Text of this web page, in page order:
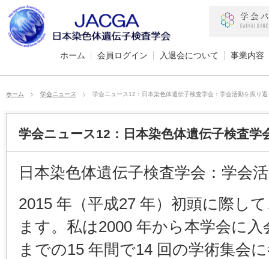
ホーム 会員ログイン 入退会について 事業内容
ホーム 学会ニュース 学会ニュース12：日本染色体遺伝子検査学会：学会活動を振り返
学会ニュース12：日本染色体遺伝子検査学
日本染色体遺伝子検査学会：学会
2015 年（平成27 年）初頭に際し
ます。私は2000 年から本学会に
までの15 年間で14 回の学術集会